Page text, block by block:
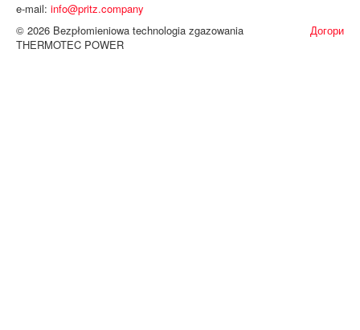
e-mail: info@pritz.company
Догори
© 2026 Bezpłomieniowa technologia zgazowania
THERMOTEC POWER